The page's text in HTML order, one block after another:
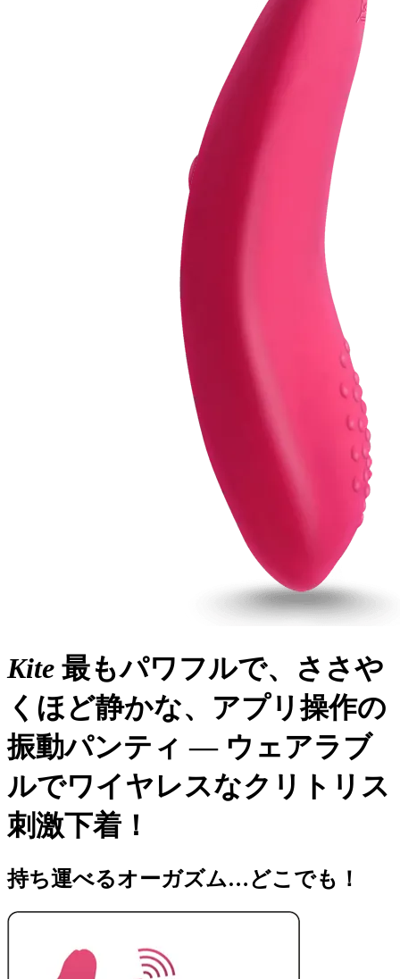
Kite 最もパワフルで、ささや
くほど静かな、アプリ操作の
振動パンティ — ウェアラブ
ルでワイヤレスなクリトリス
刺激下着！
持ち運べるオーガズム…どこでも！